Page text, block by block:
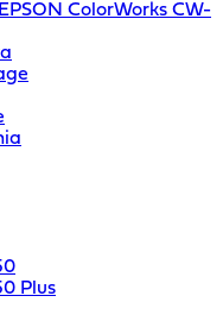
ColorWorks CW-
Plus